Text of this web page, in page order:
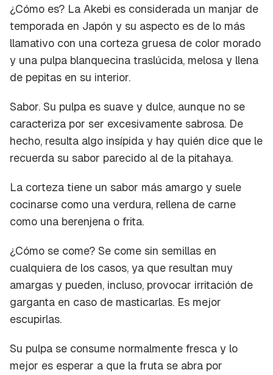
¿Cómo es? La Akebi es considerada un manjar de
temporada en Japón y su aspecto es de lo más
llamativo con una corteza gruesa de color morado
y una pulpa blanquecina traslúcida, melosa y llena
de pepitas en su interior.
Sabor. Su pulpa es suave y dulce, aunque no se
caracteriza por ser excesivamente sabrosa. De
hecho, resulta algo insípida y hay quién dice que le
recuerda su sabor parecido al de la pitahaya.
La corteza tiene un sabor más amargo y suele
cocinarse como una verdura, rellena de carne
como una berenjena o frita.
¿Cómo se come? Se come sin semillas en
cualquiera de los casos, ya que resultan muy
amargas y pueden, incluso, provocar irritación de
garganta en caso de masticarlas. Es mejor
escupirlas.
Su pulpa se consume normalmente fresca y lo
mejor es esperar a que la fruta se abra por